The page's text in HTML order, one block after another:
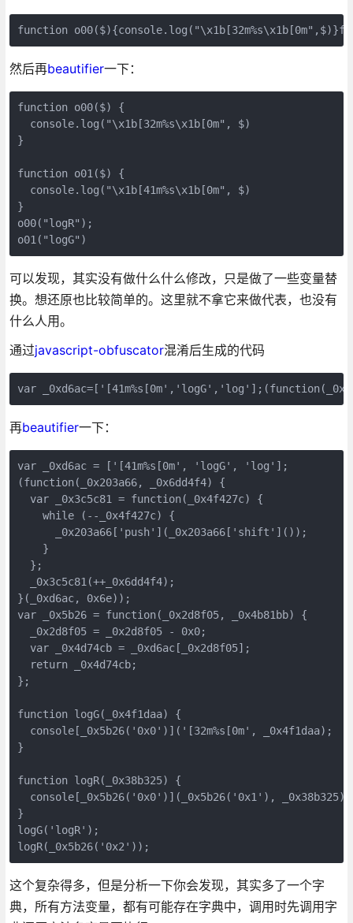
然后再beautifier一下：
function o00($) {
  console.log("\x1b[32m%s\x1b[0m", $)
}
function o01($) {
  console.log("\x1b[41m%s\x1b[0m", $)
}
o00("logR");
可以发现，其实没有做什么什么修改，只是做了一些变量替
换。想还原也比较简单的。这里就不拿它来做代表，也没有
什么人用。
通过javascript-obfuscator混淆后生成的代码
再beautifier一下：
var _0xd6ac = ['[41m%s[0m', 'logG', 'log'];
(function(_0x203a66, _0x6dd4f4) {
  var _0x3c5c81 = function(_0x4f427c) {
    while (--_0x4f427c) {
      _0x203a66['push'](_0x203a66['shift']());
    }
  };
  _0x3c5c81(++_0x6dd4f4);
}(_0xd6ac, 0x6e));
var _0x5b26 = function(_0x2d8f05, _0x4b81bb) {
  _0x2d8f05 = _0x2d8f05 - 0x0;
  var _0x4d74cb = _0xd6ac[_0x2d8f05];
  return _0x4d74cb;
};
function logG(_0x4f1daa) {
  console[_0x5b26('0x0')]('[32m%s[0m', _0x4f1daa);
}
function logR(_0x38b325) {
  console[_0x5b26('0x0')](_0x5b26('0x1'), _0x38b325);
}
logG('logR');
logR(_0x5b26('0x2'));
这个复杂得多，但是分析一下你会发现，其实多了一个字
典，所有方法变量，都有可能存在字典中，调用时先调用字